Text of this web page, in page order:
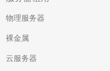
物理服务器
裸金属
云服务器